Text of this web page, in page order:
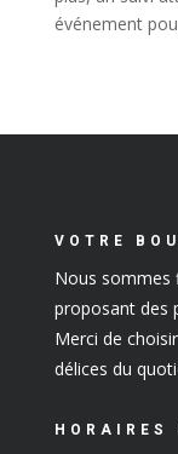
événement
VOTRE
Nous sommes
proposant des
Merci de choisir
délices du
HORAIRES